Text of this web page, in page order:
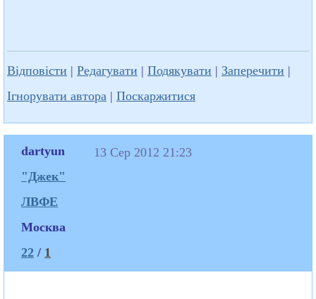
Відповісти | Редагувати | Подякувати | Заперечити |
Ігнорувати автора | Поскаржитися
dartyun
"Джек"
ЛВФЕ
Москва
22 / 1
13 Сер 2012 21:23